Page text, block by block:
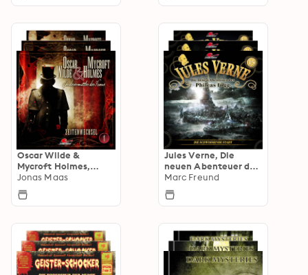
Oscar Wilde &
Mycroft Holmes,
Sonderermittler der
Krone
Jonas Maas
Jules Verne, Die
neuen Abenteuer des
Phileas Fogg
Marc Freund